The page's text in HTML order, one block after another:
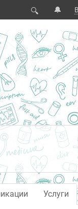
🔍 🔔
Услуги